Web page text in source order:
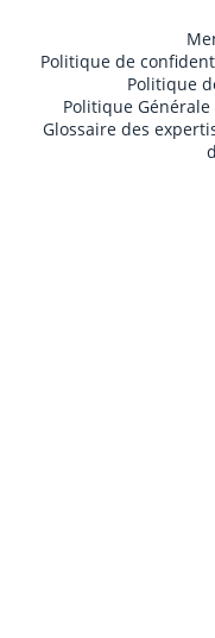
Politique de
Politique
Politique
Glossaire des